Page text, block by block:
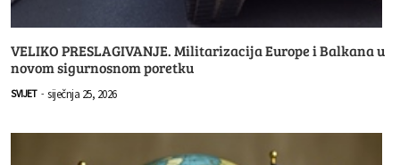
VELIKO PRESLAGIVANJE. Militarizacija Europe i Balkana u
novom sigurnosnom poretku
SVIJET - siječnja 25, 2026